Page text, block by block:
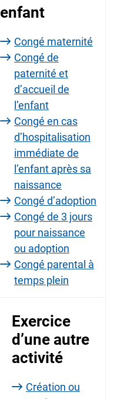
enfant
Congé maternité
Congé de
paternité et
d’accueil de
l’enfant
Congé en cas
d’hospitalisation
immédiate de
l’enfant après sa
naissance
Congé d’adoption
Congé de 3 jours
pour naissance
ou adoption
Congé parental à
temps plein
Exercice
d’une autre
activité
Création ou